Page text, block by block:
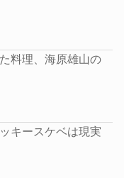
料理、海原雄山の
キースケベは現実